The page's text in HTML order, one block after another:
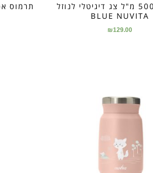
תרמוס 500 מ"ל צג דיגיטלי לנוזל
BLUE NUVITA
₪129.00